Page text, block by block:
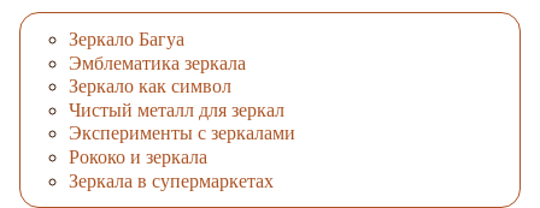
Зеркало Багуа
Эмблематика зеркала
Зеркало как символ
Чистый металл для зеркал
Эксперименты с зеркалами
Рококо и зеркала
Зеркала в супермаркетах